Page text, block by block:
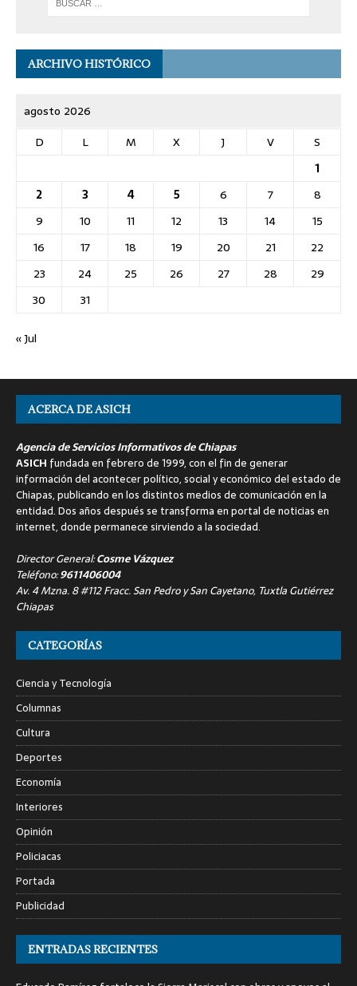
ARCHIVO HISTÓRICO
agosto 2026
D
L M X J V
S
1
2
3 4 5 6 7
8
9
10 11 12 13 14
15
16
17 18 19 20 21
22
23
24 25 26 27 28
29
30
31
« Jul
ACERCA DE ASICH
Agencia de Servicios Informativos de Chiapas
ASICH fundada en febrero de 1999, con el fin de generar
información del acontecer político, social y económico del estado de
Chiapas, publicando en los distintos medios de comunicación en la
entidad. Dos años después se transforma en portal de noticias en
internet, donde permanece sirviendo a la sociedad.
Director General:Cosme Vázquez
Teléfono:9611406004
Av. 4 Mzna. 8 #112 Fracc. San Pedro y San Cayetano, Tuxtla Gutiérrez
Chiapas
CATEGORÍAS
Ciencia y Tecnología
Columnas
Cultura
Deportes
Economía
Interiores
Opinión
Policiacas
Portada
Publicidad
ENTRADAS RECIENTES